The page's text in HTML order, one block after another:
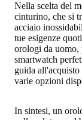
Nella scelta del
cinturino, che si
acciaio
tue esigenze
orologi da uomo,
smartwatch
guida
varie opzioni
In sintesi, un